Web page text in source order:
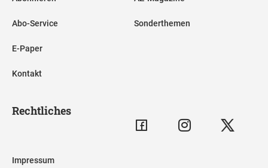
Abo-Service
E-Paper
Kontakt
Sonderthemen
Rechtliches
Impressum